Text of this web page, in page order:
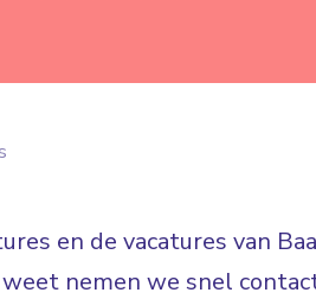
en de vacatures van
nemen we snel